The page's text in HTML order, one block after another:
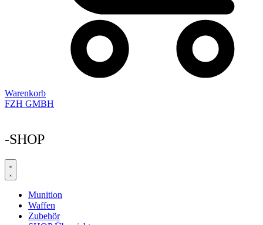
Warenkorb
FZH GMBH
-SHOP
Munition
Waffen
Zubehör